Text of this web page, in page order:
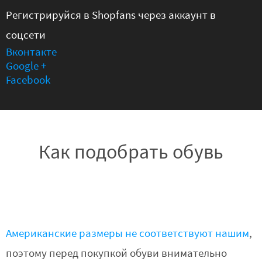
Регистрируйся в Shopfans через аккаунт в
соцсети
Вконтакте
Google +
Facebook
Как подобрать обувь
Американские размеры не соответствуют нашим,
поэтому перед покупкой обуви внимательно